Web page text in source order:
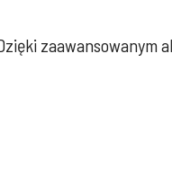
zaawansowanym